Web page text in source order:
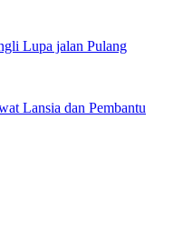
Lupa jalan Pulang
Lansia dan Pembantu